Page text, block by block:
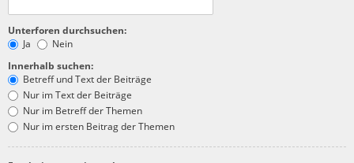
Unterforen durchsuchen:
Ja
Nein
Innerhalb suchen:
Betreff und Text der Beiträge
Nur im Text der Beiträge
Nur im Betreff der Themen
Nur im ersten Beitrag der Themen